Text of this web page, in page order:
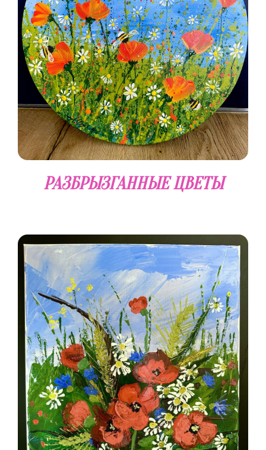
РАЗБРЫЗГАННЫЕ ЦВЕТЫ